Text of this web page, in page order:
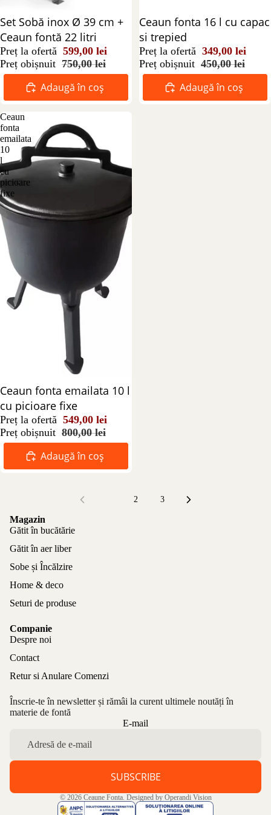
Reducere 20%
Set Sobă inox Ø 39 cm +
Ceaun fontă 22 litri
Preț la ofertă 599,00 lei
Preț obișnuit 750,00 lei
Adaugă în coș
Reducere 22%
Ceaun fonta 16 l cu capac
si trepied
Preț la ofertă 349,00 lei
Preț obișnuit 450,00 lei
Adaugă în coș
Ceaun
fonta
emailata
10
l
cu
picioare
fixe
Reducere 31%
Ceaun fonta emailata 10 l
cu picioare fixe
Preț la ofertă 549,00 lei
Preț obișnuit 800,00 lei
Adaugă în coș
2 3
Magazin
Gătit în bucătărie
Gătit în aer liber
Sobe și Încălzire
Home & deco
Seturi de produse
Companie
Despre noi
Contact
Retur si Anulare Comenzi
Înscrie-te în newsletter și rămâi la curent ultimele noutăți în
materie de fontă
E-mail
SUBSCRIBE
© 2026 Ceaune Fonta. Designed by Operandi Vision
Politica de confidențialitate
Aviz legal